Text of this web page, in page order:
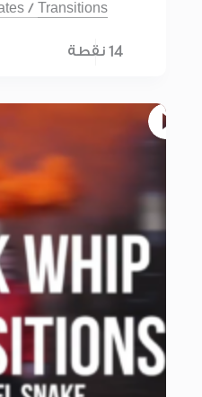
/ Transitions
14 نقطة